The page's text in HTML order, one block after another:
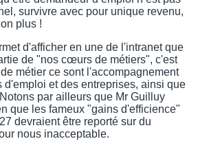
survivre avec pour unique revenu,
plus !
d'afficher en une de l'intranet que
de "nos cœurs de métiers", c'est
métier ce sont l'accompagnement
d'emploi et des entreprises, ainsi que
par ailleurs que Mr Guilluy
que les fameux "gains d'efficience"
devraient être reporté sur du
nous inacceptable.